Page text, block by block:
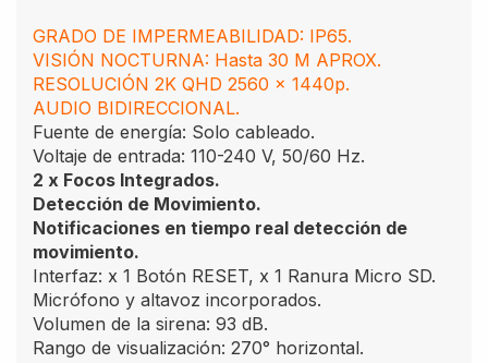
GRADO DE IMPERMEABILIDAD: IP65.
VISIÓN NOCTURNA: Hasta 30 M APROX.
RESOLUCIÓN 2K QHD 2560 x 1440p.
AUDIO BIDIRECCIONAL.
Fuente de energía: Solo cableado.
Voltaje de entrada: 110-240 V, 50/60 Hz.
2 x Focos Integrados.
Detección de Movimiento.
Notificaciones en tiempo real detección de
movimiento.
Interfaz: x 1 Botón RESET, x 1 Ranura Micro SD.
Micrófono y altavoz incorporados.
Volumen de la sirena: 93 dB.
Rango de visualización: 270° horizontal.